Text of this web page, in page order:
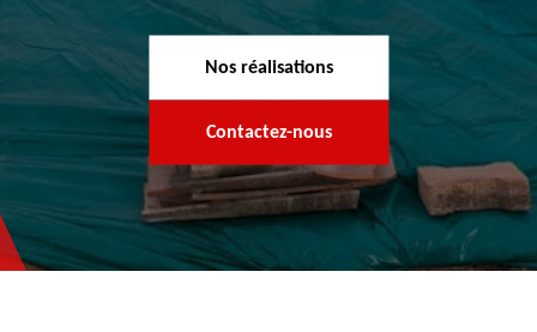
Nos réalisations
Contactez-nous